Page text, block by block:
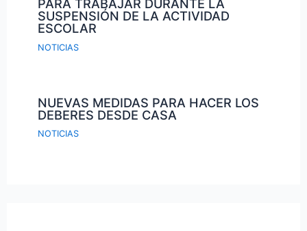
PARA TRABAJAR DURANTE LA
SUSPENSIÓN DE LA ACTIVIDAD
ESCOLAR
NOTICIAS
NUEVAS MEDIDAS PARA HACER LOS
DEBERES DESDE CASA
NOTICIAS